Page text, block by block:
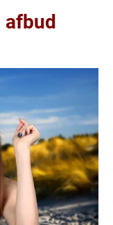
afbud